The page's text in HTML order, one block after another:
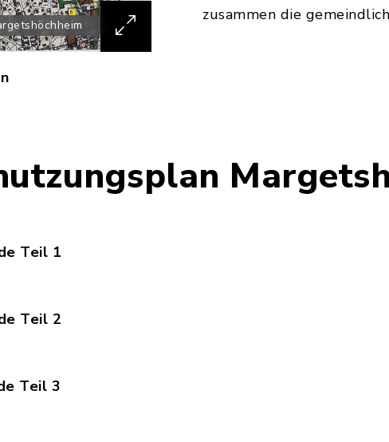
zusammen die
Teil 1
Teil 2
Teil 3